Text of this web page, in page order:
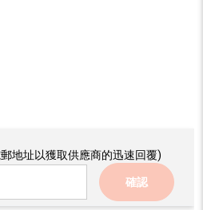
地址以獲取供應商的迅速回覆)
確認